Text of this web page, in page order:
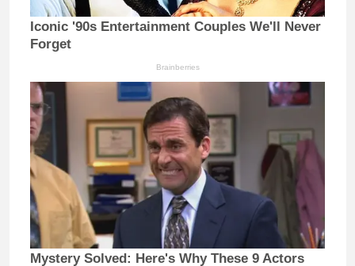
Iconic '90s Entertainment Couples We'll Never
Forget
Brainberries
Mystery Solved: Here's Why These 9 Actors